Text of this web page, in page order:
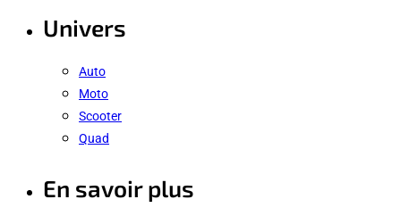
Univers
Auto
Moto
Scooter
Quad
En savoir plus